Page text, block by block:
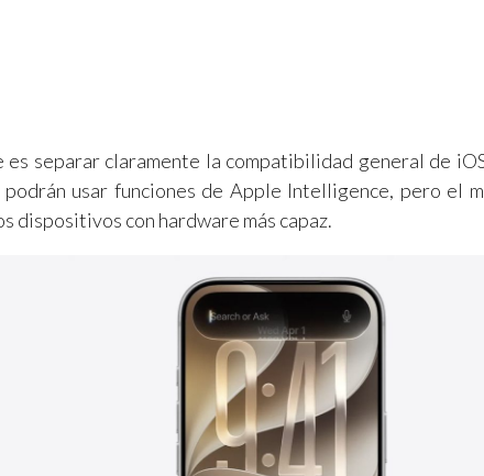
es separar claramente la compatibilidad general de
podrán usar funciones de Apple Intelligence, pero el
dispositivos con hardware más capaz.